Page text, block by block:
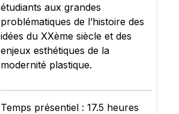
étudiants aux grandes
problématiques de l’histoire des
idées du XXème siècle et des
enjeux esthétiques de la
modernité plastique.
Temps présentiel : 17.5 heures